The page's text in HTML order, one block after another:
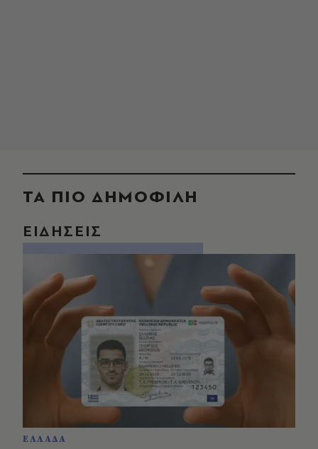
ΤΑ ΠΙΟ ΔΗΜΟΦΙΛΗ
ΕΙΔΗΣΕΙΣ
ΕΛΛΑΔΑ